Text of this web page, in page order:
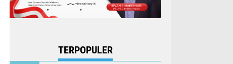
TERPOPULER